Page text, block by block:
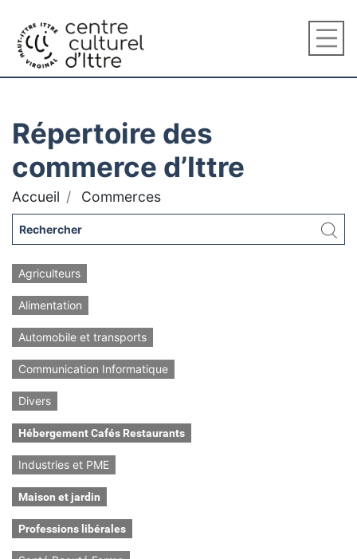
Répertoire des
commerce d’Ittre
Accueil Commerces
Agriculteurs
Alimentation
Automobile et transports
Communication Informatique
Divers
Hébergement Cafés Restaurants
Industries et PME
Maison et jardin
Professions libérales